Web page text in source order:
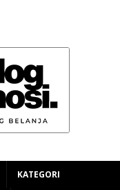
KATEGORI